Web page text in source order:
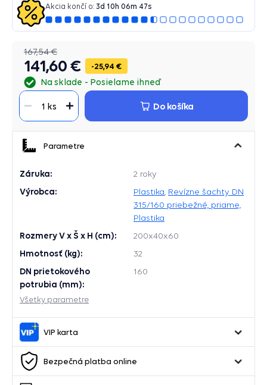
Na sklade Posielame ihneď
25,94 €
Akcia končí o: 3d 10 h 06m 46s
167,54 €
141,60 €
1 ks Do košíka
Parametre
Záruka: 2 roky
Výrobca: Plastika Revízne šachty DN
315/160 priebežné, priame,
Plastika
Rozmery V x Š x H (cm): 200x40x60
Hmotnosť (kg): 32
DN prietokového
potrubia (mm):
160
Všetky parametre
VIP karta
Bezpečná platba online